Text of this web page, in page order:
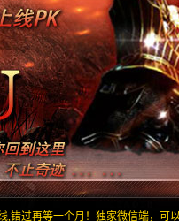
,错过再等一个月！独家微信端，可